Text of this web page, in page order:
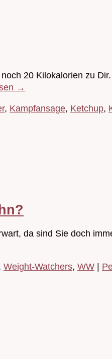
20 Kilokalorien zu
→
, Kampfansage, Ketchup,
da sind Sie doch
Weight-Watchers, WW |